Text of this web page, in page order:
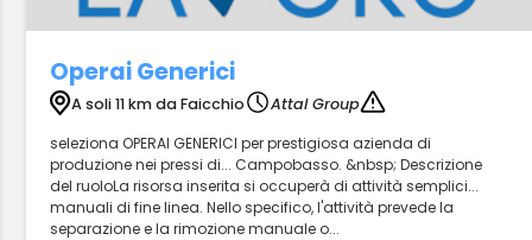
Operai Generici
A soli 11 km da Faicchio
Attal Group
seleziona OPERAI GENERICI per prestigiosa azienda di
produzione nei pressi di... Campobasso. &nbsp; Descrizione
del ruoloLa risorsa inserita si occuperà di attività semplici...
manuali di fine linea. Nello specifico, l'attività prevede la
separazione e la rimozione manuale o...